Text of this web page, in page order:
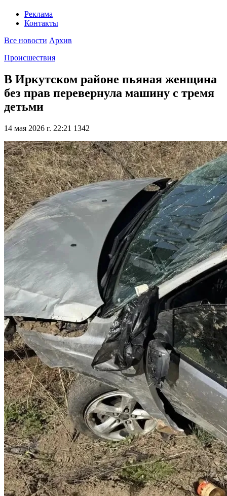
Реклама
Контакты
Все новости Архив
Происшествия
В Иркутском районе пьяная женщина
без прав перевернула машину с тремя
детьми
14 мая 2026 г. 22:21 1342